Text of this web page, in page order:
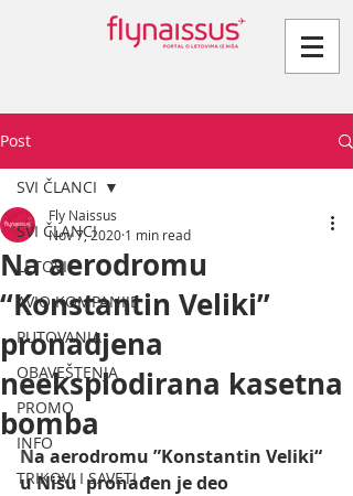
Post
SVI ČLANCI
LETOVI
AVIO KOMPANIJE
PUTOVANJA
OBAVEŠTENJA
PROMO
INFO
TRIKOVI I SAVETI
SVI ČLANCI
Na aerodromu
“Konstantin Veliki”
pronadjena
neeksplodirana kasetna
bomba
Fly Naissus
Nov 7, 2020 1 min read
Na aerodromu ”Konstantin Veliki“
u Nišu  pronađen je deo